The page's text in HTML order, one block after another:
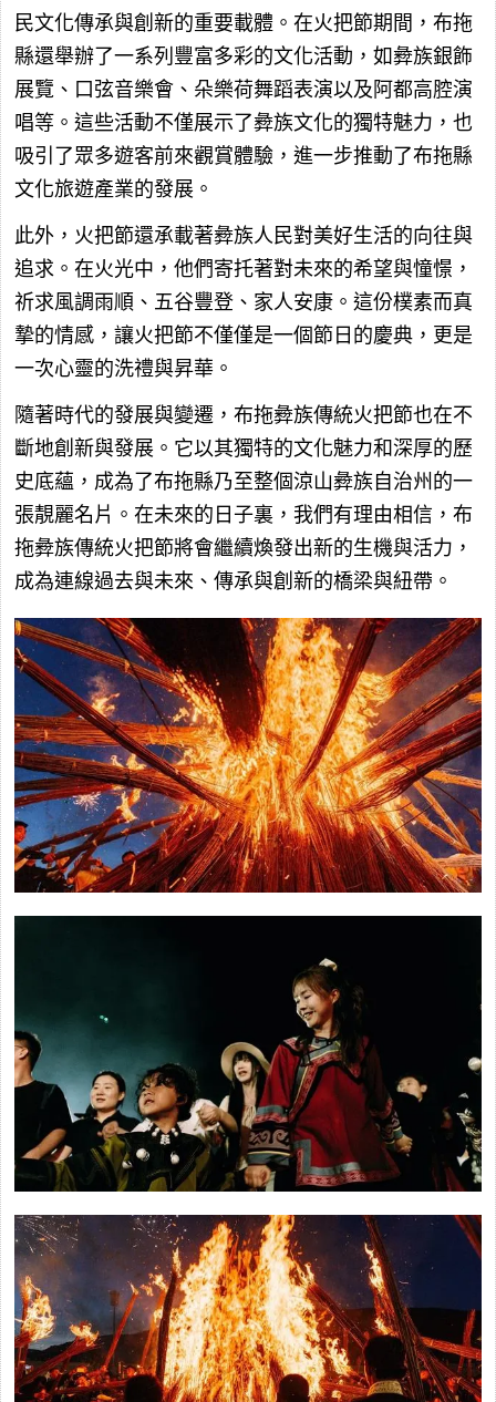
民文化傳承與創新的重要載體。在火把節期間，布拖
縣還舉辦了一系列豐富多彩的文化活動，如彜族銀飾
展覽、口弦音樂會、朵樂荷舞蹈表演以及阿都高腔演
唱等。這些活動不僅展示了彜族文化的獨特魅力，也
吸引了眾多遊客前來觀賞體驗，進一步推動了布拖縣
文化旅遊產業的發展。
此外，火把節還承載著彜族人民對美好生活的向往與
追求。在火光中，他們寄托著對未來的希望與憧憬，
祈求風調雨順、五谷豐登、家人安康。這份樸素而真
摯的情感，讓火把節不僅僅是一個節日的慶典，更是
一次心靈的洗禮與昇華。
隨著時代的發展與變遷，布拖彜族傳統火把節也在不
斷地創新與發展。它以其獨特的文化魅力和深厚的歷
史底蘊，成為了布拖縣乃至整個涼山彜族自治州的一
張靚麗名片。在未來的日子裏，我們有理由相信，布
拖彜族傳統火把節將會繼續煥發出新的生機與活力，
成為連線過去與未來、傳承與創新的橋梁與紐帶。